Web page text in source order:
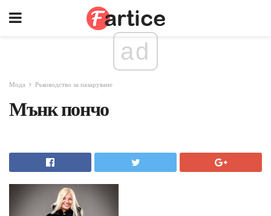
ad
Мода Ръководство за пазаруване
Мънк пончо